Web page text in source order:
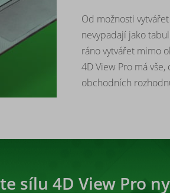
Od možnosti
nevypadají jako
ráno vytvářet mimo
4D View Pro má
obchodních
sílu 4D View Pro